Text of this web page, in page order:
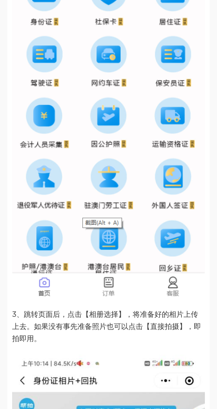
3、跳转页面后，点击【相册选择】，将准备好的相片上传
上去。如果没有事先准备照片也可以点击【直接拍摄】，即
拍即用。